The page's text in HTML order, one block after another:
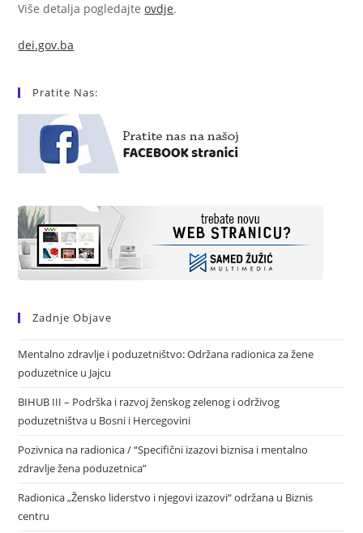
Više detalja pogledajteovdje.
dei.gov.ba
Pratite Nas:
Zadnje Objave
Mentalno zdravlje i poduzetništvo: Održana radionica za žene
poduzetnice u Jajcu
BIHUB III – Podrška i razvoj ženskog zelenog i održivog
poduzetništva u Bosni i Hercegovini
Pozivnica na radionica / “Specifični izazovi biznisa i mentalno
zdravlje žena poduzetnica”
Radionica „Žensko liderstvo i njegovi izazovi“ održana u Biznis
centru